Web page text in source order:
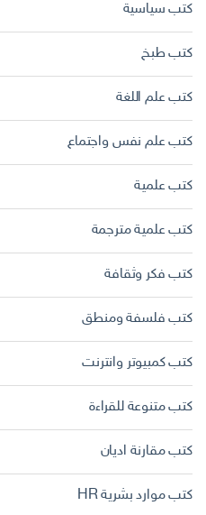
كتب سياسية
كتب طبخ
كتب علم اللغة
كتب علم نفس واجتماع
كتب علمية
كتب علمية مترجمة
كتب فكر وثقافة
كتب فلسفة ومنطق
كتب كمبيوتر وانترنت
كتب متنوعة للقراءة
كتب مقارنة اديان
كتب موارد بشرية HR